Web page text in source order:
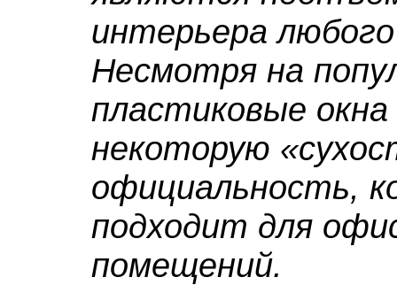
интерьера
Несмотря на
пластиковые
некоторую
официальность,
подходит для
помещений.